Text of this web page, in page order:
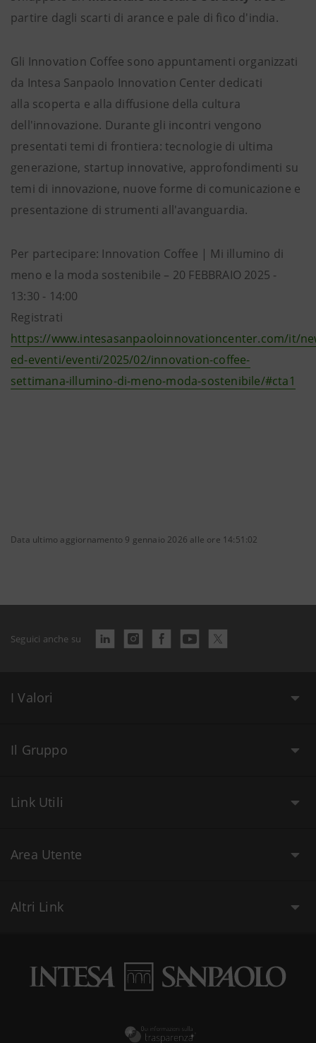
partire dagli scarti di arance e pale di fico d'india.
Gli Innovation Coffee sono appuntamenti organizzati
da Intesa Sanpaolo Innovation Center dedicati
alla scoperta e alla diffusione della cultura
dell'innovazione. Durante gli incontri vengono
presentati temi di frontiera: tecnologie di ultima
generazione, startup innovative, approfondimenti su
temi di innovazione, nuove forme di comunicazione e
presentazione di strumenti all'avanguardia.
Per partecipare: Innovation Coffee | Mi illumino di
meno e la moda sostenibile – 20 FEBBRAIO 2025 -
13:30 - 14:00
Registrati
https://www.intesasanpaoloinnovationcenter.com/it/
ed-eventi/eventi/2025/02/innovation-coffee-
settimana-illumino-di-meno-moda-sostenibile/#cta1
Data ultimo aggiornamento 9 gennaio 2026 alle ore 14:51:02
Seguici anche su
I Valori
Il Gruppo
Link Utili
Area Utente
Altri Link